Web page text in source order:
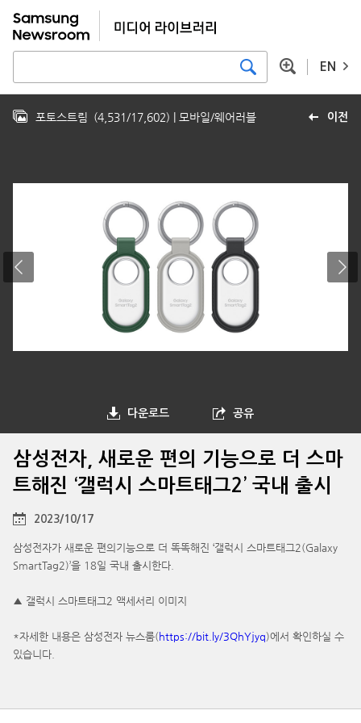
EN
이전
포토스트림 (4,531/17,602) | 모바일/웨어러블
다운로드 공유
삼성전자, 새로운 편의 기능으로 더 스마
트해진 ‘갤럭시 스마트태그2’ 국내 출시
2023/10/17
삼성전자가 새로운 편의기능으로 더 똑똑해진 ‘갤럭시 스마트태그2(Galaxy
SmartTag2)’을 18일 국내 출시한다.
▲ 갤럭시 스마트태그2 액세서리 이미지
*자세한 내용은 삼성전자 뉴스룸(https://bit.ly/3QhYjyq)에서 확인하실 수
있습니다.